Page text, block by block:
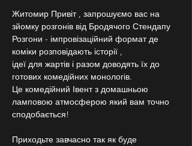
Житомир Привіт , запрошуємо вас на
зйомку розгонів від Бродячого Стендапу
Розгони - імпровізаційний формат де
коміки розповідають історії ,
ідеї для жартів і разом доводять їх до
готових комедійних монологів.
Це комедійний Івент з домашньою
ламповою атмосферою який вам точно
сподобається!
Приходьте завчасно так як буде